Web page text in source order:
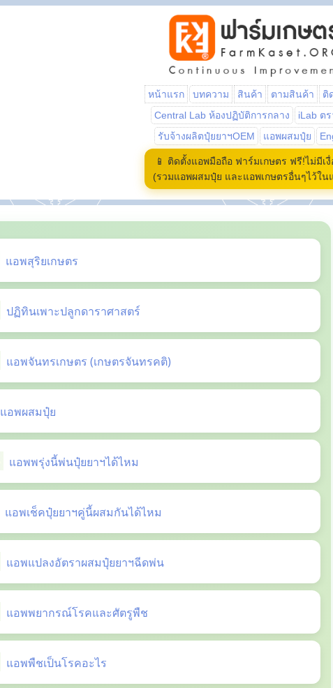
หน้าแรก บทความ สินค้า ตามสินค้า
ติ
Central Lab ห้องปฏิบัติการกลาง
iLab ต
รับจ้างผลิตปุ๋ยยาฯOEM
แอพผสมปุ๋ย
📱 ติดตั้งแอพมือถือ ฟาร์มเกษตร ฟรี!ไม่มีเ
(รวมแอพผสมปุ๋ย และแอพเกษตรอื่นๆไว้ใน
แอพสุริยเกษตร
ปฏิทินเพาะปลูกดาราศาสตร์
แอพจันทรเกษตร (เกษตรจันทรคติ)
แอพผสมปุ๋ย
แอพพรุ่งนี้พ่นปุ๋ยยาฯได้ไหม
แอพเช็คปุ๋ยยาฯคู่นี้ผสมกันได้ไหม
แอพแปลงอัตราผสมปุ๋ยยาฯฉีดพ่น
แอพพยากรณ์โรคและศัตรูพืช
แอพพืชเป็นโรคอะไร